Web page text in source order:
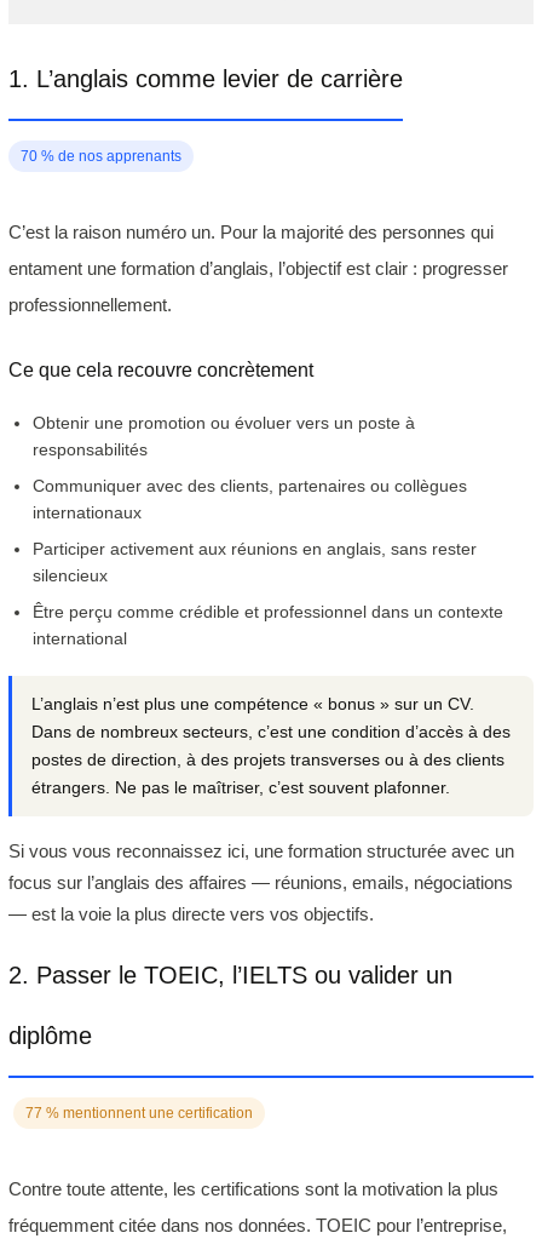
1. L’anglais comme levier de carrière
70 % de nos apprenants
C’est la raison numéro un. Pour la majorité des personnes qui
entament une formation d’anglais, l’objectif est clair : progresser
professionnellement.
Ce que cela recouvre concrètement
Obtenir une promotion ou évoluer vers un poste à
responsabilités
Communiquer avec des clients, partenaires ou collègues
internationaux
Participer activement aux réunions en anglais, sans rester
silencieux
Être perçu comme crédible et professionnel dans un contexte
international
L’anglais n’est plus une compétence « bonus » sur un CV.
Dans de nombreux secteurs, c’est une condition d’accès à des
postes de direction, à des projets transverses ou à des clients
étrangers. Ne pas le maîtriser, c’est souvent plafonner.
Si vous vous reconnaissez ici, une formation structurée avec un
focus sur l’anglais des affaires — réunions, emails, négociations
— est la voie la plus directe vers vos objectifs.
2. Passer le TOEIC, l’IELTS ou valider un
diplôme
77 % mentionnent une certification
Contre toute attente, les certifications sont la motivation la plus
fréquemment citée dans nos données. TOEIC pour l’entreprise,